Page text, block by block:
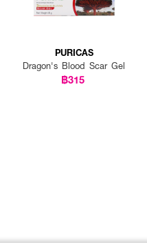
PURICAS
Dragon's Blood Scar Gel
฿315